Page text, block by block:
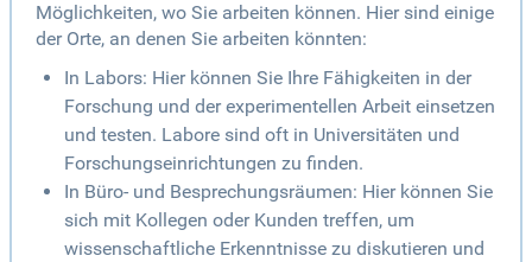
Möglichkeiten, wo Sie arbeiten können. Hier sind einige
der Orte, an denen Sie arbeiten könnten:
In Labors: Hier können Sie Ihre Fähigkeiten in der
Forschung und der experimentellen Arbeit einsetzen
und testen. Labore sind oft in Universitäten und
Forschungseinrichtungen zu finden.
In Büro- und Besprechungsräumen: Hier können Sie
sich mit Kollegen oder Kunden treffen, um
wissenschaftliche Erkenntnisse zu diskutieren und